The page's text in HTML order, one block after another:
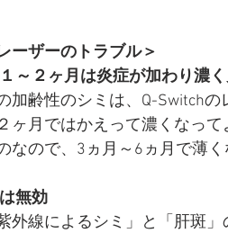
ーザーのトラブル＞
１～２ヶ月は炎症が加わり濃
加齢性のシミは、Q-Switch
ヶ月ではかえって濃くなっ
なので、3ヵ月～6ヵ月で薄
無効
外線によるシミ」と「肝斑